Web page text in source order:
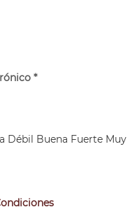
*
Débil Buena Fuerte Muy